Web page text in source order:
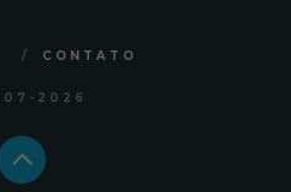
CONTATO
-2026